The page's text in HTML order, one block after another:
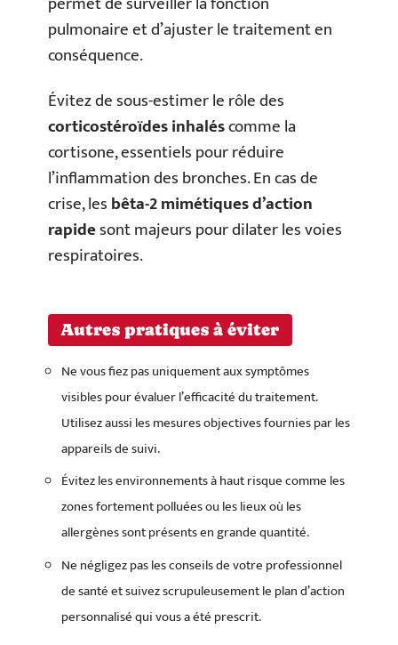
pulmonaire et d’ajuster le traitement en
conséquence.
Évitez de sous-estimer le rôle des
corticostéroïdes inhaléscomme la
cortisone, essentiels pour réduire
l’inflammation des bronches. En cas de
crise, lesbêta-2 mimétiques d’action
rapidesont majeurs pour dilater les voies
respiratoires.
Autres pratiques à éviter
Ne vous fiez pas uniquement aux symptômes
visibles pour évaluer l’efficacité du traitement.
Utilisez aussi les mesures objectives fournies par les
appareils de suivi.
Évitez les environnements à haut risque comme les
zones fortement polluées ou les lieux où les
allergènes sont présents en grande quantité.
Ne négligez pas les conseils de votre professionnel
de santé et suivez scrupuleusement le plan d’action
personnalisé qui vous a été prescrit.